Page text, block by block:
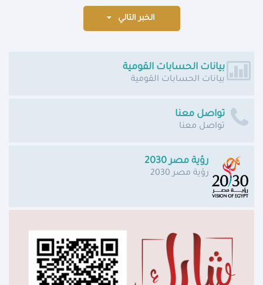
الخبر التالي
بيانات الحسابات القومية
بيانات الحسابات القومية
تواصل معنا
تواصل معنا
رؤية مصر 2030
رؤية مصر 2030